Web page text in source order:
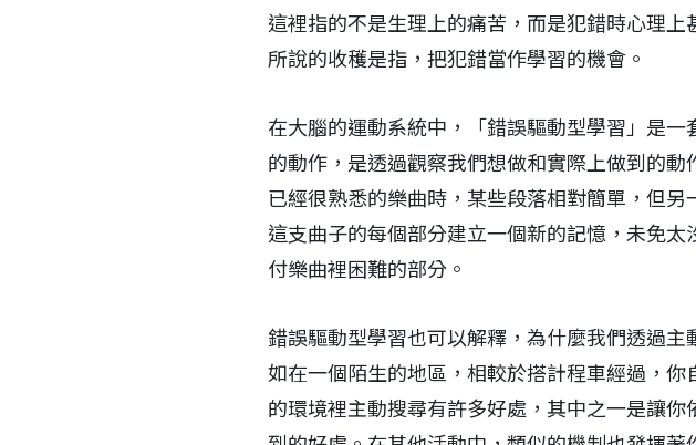
這裡指的不是生理上的痛苦，而是犯錯時心理
所說的收穫是指，把犯錯當作學習的機會。
在大腦的運動系統中，「錯誤驅動型學習」是
的動作，是透過觀察我們想做和實際上做到的
已經很熟悉的樂曲時，某些段落相對簡單，但
這支曲子的每個部分建立一個新的記憶，未免
付樂曲裡困難的部分。
錯誤驅動型學習也可以解釋，為什麼我們透過
如在一個陌生的地區，相較於搭計程車經過，
的環境裡主動搜尋有許多好處，其中之一是讓